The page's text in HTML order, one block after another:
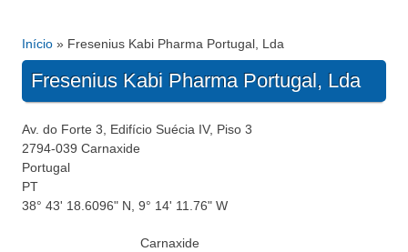
Está aqui
Início » Fresenius Kabi Pharma Portugal, Lda
Fresenius Kabi Pharma Portugal, Lda
Av. do Forte 3, Edifício Suécia IV, Piso 3
2794-039 Carnaxide
Portugal
PT
38° 43' 18.6096" N, 9° 14' 11.76" W
Carnaxide